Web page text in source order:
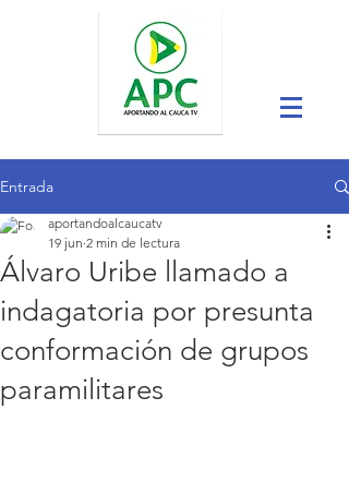
Entrada
Álvaro Uribe llamado a
indagatoria por presunta
conformación de grupos
paramilitares
aportandoalcaucatv
19 jun 2 min de lectura